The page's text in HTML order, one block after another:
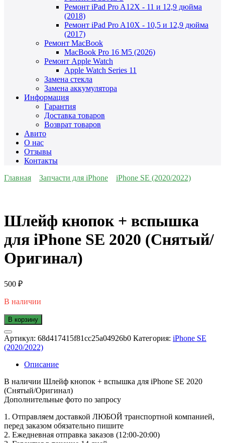
Ремонт iPad Pro A12X - 11 и 12,9 дюйма
(2018)
Ремонт iPad Pro A10X - 10,5 и 12,9 дюйма
(2017)
Ремонт MacBook
MacBook Pro 16 M5 (2026)
Ремонт Apple Watch
Apple Watch Series 11
Замена стекла
Замена аккумулятора
Информация
Гарантия
Доставка товаров
Возврат товаров
Авито
О нас
Отзывы
Контакты
Главная
Запчасти для iPhone iPhone SE (2020/2022)
Шлейф кнопок + вспышка
для iPhone SE 2020 (Снятый/
Оригинал)
500 ₽
В наличии
В корзину
Артикул: 68d417415f81cc25a04926b0 Категория: iPhone SE
(2020/2022)
Описание
В наличии Шлейф кнопок + вспышка для iPhone SE 2020
(Снятый/Оригинал)
Дополнительные фото по запросу
1. Oтпpавляем доставкой ЛЮБОЙ транспортной компанией,
перед заказом обязательно пишите
2. Ежедневная отправка заказов (12:00-20:00)